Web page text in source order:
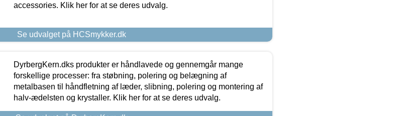
accessories. Klik her for at se deres udvalg.
Se udvalget på HCSmykker.dk
DyrbergKern.dks produkter er håndlavede og gennemgår mange
forskellige processer: fra støbning, polering og belægning af
metalbasen til håndfletning af læder, slibning, polering og montering af
halv-ædelsten og krystaller. Klik her for at se deres udvalg.